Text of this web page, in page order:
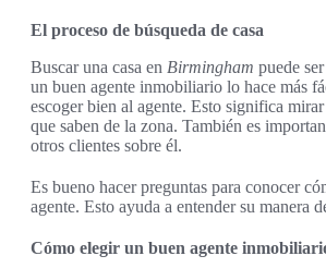
El proceso de búsqueda de casa
Buscar una casa en Birmingham puede
un buen agente inmobiliario lo hace más
escoger bien al agente. Esto significa
que saben de la zona. También es
otros clientes sobre él.
Es bueno hacer preguntas para conocer
agente. Esto ayuda a entender su manera
Cómo elegir un buen agente